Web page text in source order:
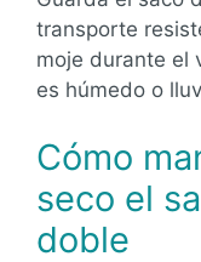
transporte
moje durante el
es húmedo o
Cómo
seco el
doble